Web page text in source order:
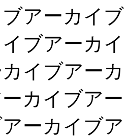
アーカイ
ブアーカ
イブアー
カイブア
ーカイブ